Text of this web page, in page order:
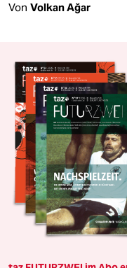
Von Volkan Ağar